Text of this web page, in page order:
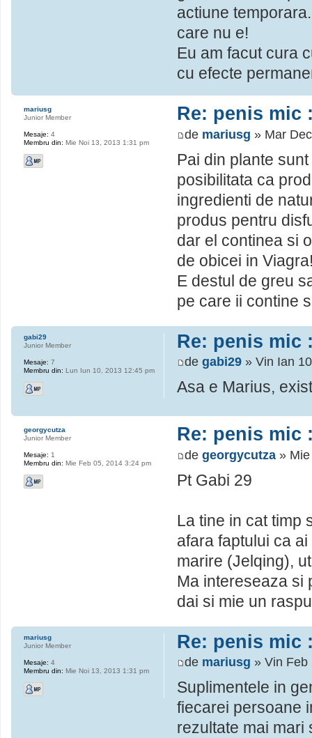
actiune
care nu e!
Eu am facut cura
cu efecte
Re: penis mic
de mariusg » Mar
Pai din plante
posibilitata ca
ingredienti de
produs pentru
dar el continea si
de obicei in
E destul de greu
pe care ii contine
mariusg
Junior Member
Mesaje: 4
Membru din: Mie Noi 13, 2013 1:31 pm
Re: penis mic
de gabi29 » Vin Ian
Asa e Marius,
gabi29
Junior Member
Mesaje: 7
Membru din: Lun Iun 10, 2013 12:45 pm
Re: penis mic
de georgycutza »
Pt Gabi 29
La tine in cat timp
afara faptului ca
marire (Jelqing),
Ma intereseaza si
dai si mie un
georgycutza
Junior Member
Mesaje: 1
Membru din: Mie Feb 05, 2014 3:24 pm
Re: penis mic
de mariusg » Vin Feb
Suplimentele in
fiecarei persoane
rezultate mai mari
mariusg
Junior Member
Mesaje: 4
Membru din: Mie Noi 13, 2013 1:31 pm